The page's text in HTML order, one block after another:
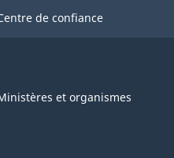
de confiance
et organismes